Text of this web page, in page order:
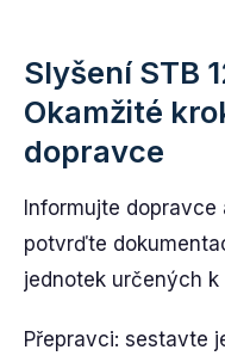
Slyšení STB
Okamžité
dopravce
Informujte
potvrďte
jednotek určených k
Přepravci: sestavte